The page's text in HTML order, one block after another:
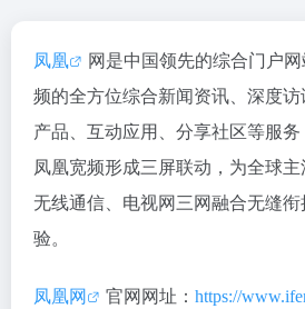
凤凰
网是中国领先的综合门户
频的全方位综合新闻资讯、深度
产品、互动应用、分享社区等服务
凤凰宽频形成三屏联动，为全球主
无线通信、电视网三网融合无缝
验。
凤凰网 官网网址： https://